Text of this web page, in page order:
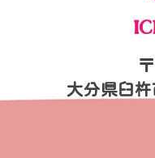
大分県臼